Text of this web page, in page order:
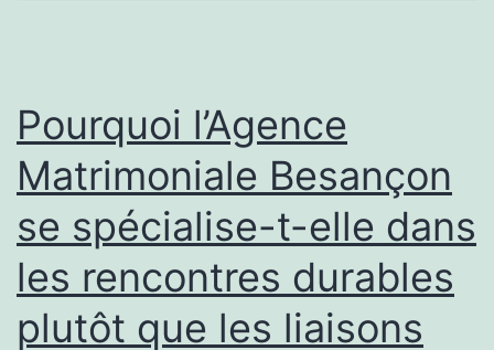
matrimoniale
à
Besançon
?
Pourquoi l’Agence
Matrimoniale Besançon
se spécialise-t-elle dans
les rencontres durables
plutôt que les liaisons